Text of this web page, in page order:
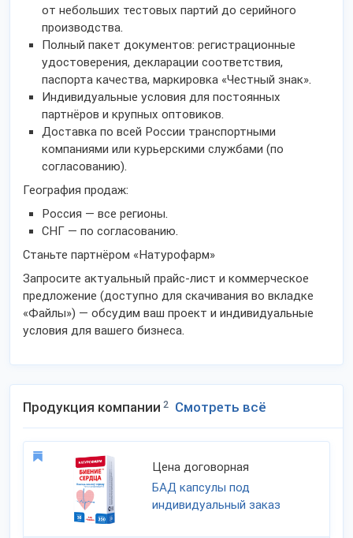
от небольших тестовых партий до серийного
производства.
Полный пакет документов: регистрационные
удостоверения, декларации соответствия,
паспорта качества, маркировка «Честный знак».
Индивидуальные условия для постоянных
партнёров и крупных оптовиков.
Доставка по всей России транспортными
компаниями или курьерскими службами (по
согласованию).
География продаж:
Россия — все регионы.
СНГ — по согласованию.
Станьте партнёром «Натурофарм»
Запросите актуальный прайс-лист и коммерческое
предложение (доступно для скачивания во вкладке
«Файлы») — обсудим ваш проект и индивидуальные
условия для вашего бизнеса.
Продукция компании 2 Смотреть всё
Цена договорная
БАД капсулы под
индивидуальный заказ